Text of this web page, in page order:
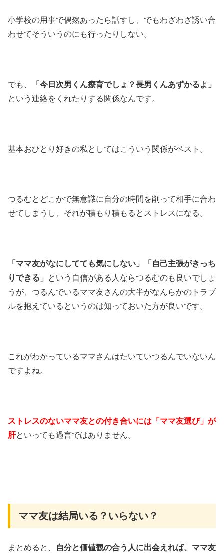
小学校の用事で偶然あったら話すし、でもわざわざ誘い合
わせてそういうのにも行ったりしない。
でも、
「今日次男くん療育でしょ？長男くんあずかるよ」
という連絡をくれたりする関係なんです。
基本おひとり好きの私としてはこういう関係がベスト。
つるむとどこかで無意識に自分の時間を削って相手に合わ
せてしまうし、それが積もり積もるとストレスになる。
「ママ友がなにしてても気にしない」「自己主張がきっち
りできる」
という自信がある人ならつるむのも良いでしょ
うが、つるんでいるママ友さんの大半がなんらかのトラブ
ルを抱えているというのは知っておいた方が良いです。
これがわかっているママさんはたいていつるんでいないん
ですよね。
ストレスのないママ友との付き合いには「ママ友選び」が
肝といっても過言ではありません。
ママ友は結局いる？いらない？
まとめると、
自分と価値観の合う人に出会えれば、ママ友